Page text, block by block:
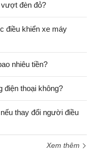
đèn đỏ?
điều khiển xe máy
nhiêu tiền?
điện thoại không?
thay đổi người điều
Xem thêm